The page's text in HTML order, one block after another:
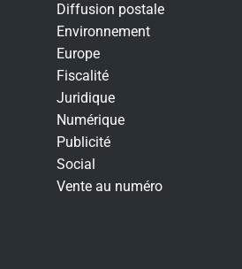
Diffusion postale
Environnement
Europe
Fiscalité
Juridique
Numérique
Publicité
Social
Vente au numéro